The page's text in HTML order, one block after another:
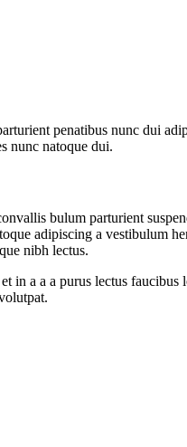
penatibus nunc dui
nunc natoque dui.
bulum parturient
adipiscing a vestibulum
nibh lectus.
in a a a purus lectus